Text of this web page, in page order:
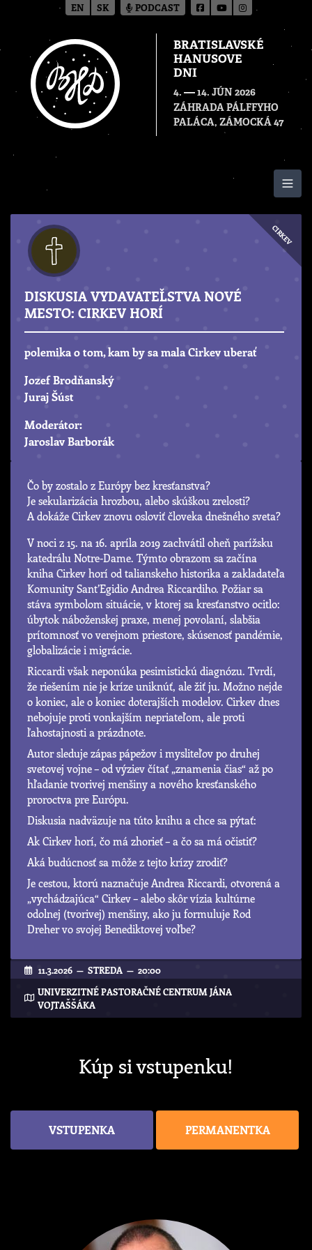
BRATISLAVSKÉ
HANUSOVE
DNI
4. — 14. JÚN 2026
ZÁHRADA PÁLFFYHO
PALÁCA, ZÁMOCKÁ 47
CIRKEV
DISKUSIA VYDAVATEĽSTVA NOVÉ
MESTO: CIRKEV HORÍ
polemika o tom, kam by sa mala Cirkev uberať
Jozef Brodňanský
Juraj Šúst
Moderátor:
Jaroslav Barborák
Čo by zostalo z Európy bez kresťanstva?
Je sekularizácia hrozbou, alebo skúškou zrelosti?
A dokáže Cirkev znovu osloviť človeka dnešného sveta?
V noci z 15. na 16. apríla 2019 zachvátil oheň parížsku
katedrálu Notre-Dame. Týmto obrazom sa začína
kniha Cirkev horí od talianskeho historika a zakladateľa
Komunity Sant’Egidio Andrea Riccardiho. Požiar sa
stáva symbolom situácie, v ktorej sa kresťanstvo ocitlo:
úbytok náboženskej praxe, menej povolaní, slabšia
prítomnosť vo verejnom priestore, skúsenosť pandémie,
globalizácie i migrácie.
Riccardi však neponúka pesimistickú diagnózu. Tvrdí,
že riešením nie je kríze uniknúť, ale žiť ju. Možno nejde
o koniec, ale o koniec doterajších modelov. Cirkev dnes
nebojuje proti vonkajším nepriateľom, ale proti
ľahostajnosti a prázdnote.
Autor sleduje zápas pápežov i mysliteľov po druhej
svetovej vojne – od výziev čítať „znamenia čias“ až po
hľadanie tvorivej menšiny a nového kresťanského
proroctva pre Európu.
Diskusia nadväzuje na túto knihu a chce sa pýtať:
Ak Cirkev horí, čo má zhorieť – a čo sa má očistiť?
Aká budúcnosť sa môže z tejto krízy zrodiť?
Je cestou, ktorú naznačuje Andrea Riccardi, otvorená a
„vychádzajúca“ Cirkev – alebo skôr vízia kultúrne
odolnej (tvorivej) menšiny, ako ju formuluje Rod
Dreher vo svojej Benediktovej voľbe?
11.3.2026 — STREDA — 20:00
UNIVERZITNÉ PASTORAČNÉ CENTRUM JÁNA
VOJTAŠŠÁKA
Kúp si vstupenku!
VSTUPENKA PERMANENTKA
EN SK PODCAST